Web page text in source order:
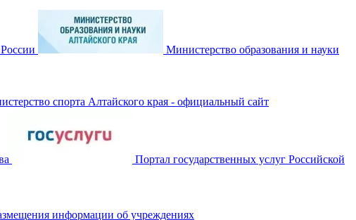
Министерство образования и науки
спорта Алтайского края - официальный сайт
Портал государственных услуг Российской
информации об учреждениях